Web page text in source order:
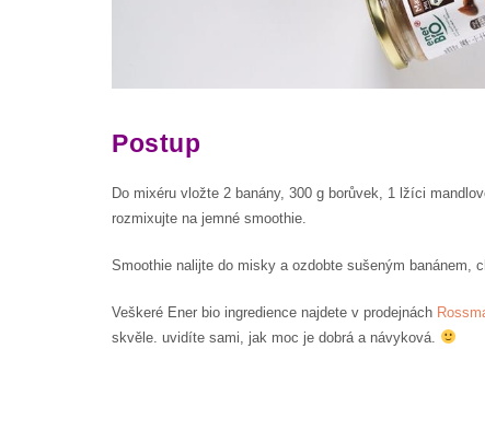
Postup
Do mixéru vložte 2 banány, 300 g borůvek, 1 lžíci
rozmixujte na jemné smoothie.
Smoothie nalijte do misky a ozdobte sušeným banánem,
Veškeré Ener bio ingredience najdete v prodejnách
skvěle. uvidíte sami, jak moc je dobrá a návyková.